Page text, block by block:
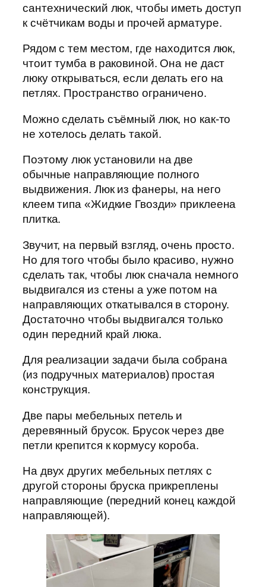
сантехнический люк, чтобы иметь доступ
к счётчикам воды и прочей арматуре.
Рядом с тем местом, где находится люк,
чтоит тумба в раковиной. Она не даст
люку открываться, если делать его на
петлях. Пространство ограничено.
Можно сделать съёмный люк, но как-то
не хотелось делать такой.
Поэтому люк установили на две
обычные направляющие полного
выдвижения. Люк из фанеры, на него
клеем типа «Жидкие Гвозди» приклеена
плитка.
Звучит, на первый взгляд, очень просто.
Но для того чтобы было красиво, нужно
сделать так, чтобы люк сначала немного
выдвигался из стены а уже потом на
направляющих откатывался в сторону.
Достаточно чтобы выдвигался только
один передний край люка.
Для реализации задачи была собрана
(из подручных материалов) простая
конструкция.
Две пары мебельных петель и
деревянный брусок. Брусок через две
петли крепится к кормусу короба.
На двух других мебельных петлях с
другой стороны бруска прикреплены
направляющие (передний конец каждой
направляющей).